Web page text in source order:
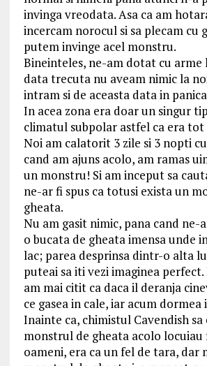
invinga vreodata. Asa ca am
incercam norocul si sa plecam cu
putem invinge acel monstru.
Bineinteles, ne-am dotat cu arme
data trecuta nu aveam nimic la
intram si de aceasta data in
In acea zona era doar un singur
climatul subpolar astfel ca era
Noi am calatorit 3 zile si 3 nopti
cand am ajuns acolo, am ramas
un monstru! Si am inceput sa
ne-ar fi spus ca totusi exista un
gheata.
Nu am gasit nimic, pana cand ne-
o bucata de gheata imensa unde
lac; parea desprinsa dintr-o alta
puteai sa iti vezi imaginea perfect.
am mai citit ca daca il deranja
ce gasea in cale, iar acum dormea
Inainte ca, chimistul Cavendish sa
monstrul de gheata acolo
oameni, era ca un fel de tara, dar